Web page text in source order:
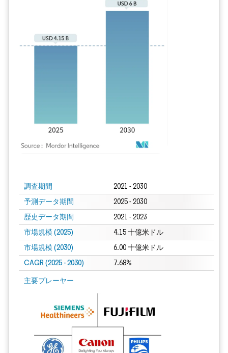
調査期間 2021 - 2030
予測データ期間 2025 - 2030
歴史データ期間 2021 - 2023
市場規模 (2025) 4.15 十億米ドル
市場規模 (2030) 6.00 十億米ドル
CAGR (2025 - 2030) 7.68%
主要プレーヤー